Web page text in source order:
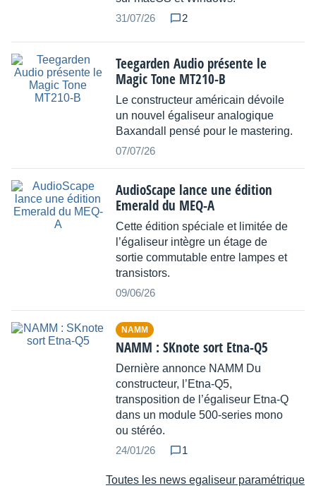
31/07/26
2
Teegarden Audio présente le
Magic Tone MT210-B
Le constructeur américain dévoile
un nouvel égaliseur analogique
Baxandall pensé pour le mastering.
07/07/26
AudioScape lance une édition
Emerald du MEQ-A
Cette édition spéciale et limitée de
l’égaliseur intègre un étage de
sortie commutable entre lampes et
transistors.
09/06/26
NAMM
NAMM : SKnote sort Etna-Q5
Dernière annonce NAMM Du
constructeur, l’Etna-Q5,
transposition de l’égaliseur Etna-Q
dans un module 500-series mono
ou stéréo.
24/01/26
1
Toutes les news egaliseur paramétrique